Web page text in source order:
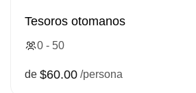
Tesoros otomanos
0 - 50
de $60.00 /persona